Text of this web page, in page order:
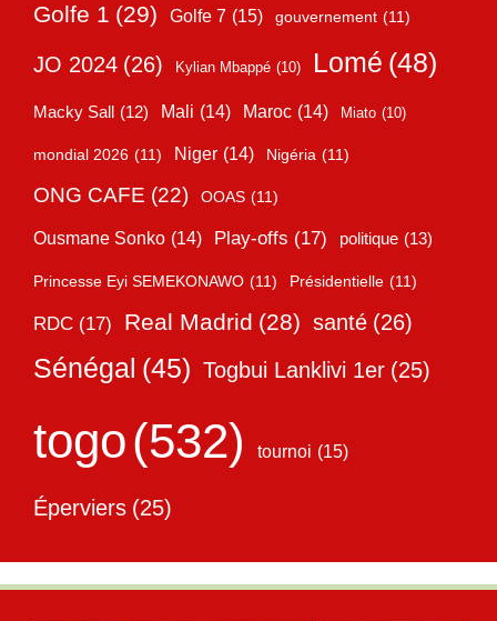
Golfe 1 (29) Golfe 7 (15) gouvernement (11)
JO 2024 (26) Kylian Mbappé (10) Lomé (48)
Macky Sall (12) Mali (14) Maroc (14) Miato (10)
mondial 2026 (11) Niger (14) Nigéria (11)
ONG CAFE (22) OOAS (11)
Ousmane Sonko (14) Play-offs (17) politique (13)
Princesse Eyi SEMEKONAWO (11) Présidentielle (11)
RDC (17) Real Madrid (28) santé (26)
Sénégal (45) Togbui Lanklivi 1er (25)
togo(532) tournoi (15)
Éperviers (25)